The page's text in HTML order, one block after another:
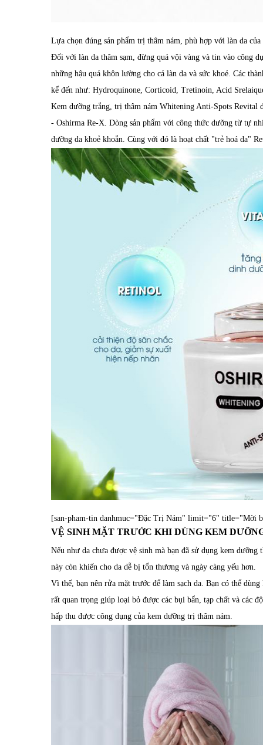
Lựa chọn đúng sản phẩm trị thâm nám, phù hợp với làn da
Đối với làn da thâm sạm, đừng quá vội vàng và tin vào công
những hậu quả khôn lường cho cả làn da và sức khoẻ. Các
kể đến như: Hydroquinone, Corticoid, Tretinoin, Acid
Kem dưỡng trắng, trị thâm nám Whitening Anti-Spots Revital
- Oshirma Re-X. Dòng sản phẩm với công thức dưỡng từ tự
dưỡng da khoẻ khoắn. Cùng với đó là hoạt chất "trẻ hoá da"
[san-pham-tin danhmuc="Đặc Trị Nám" limit="6" title="Mời
VỆ SINH MẶT TRƯỚC KHI DÙNG KEM
Nếu như da chưa được vệ sinh mà bạn đã sử dụng kem
này còn khiến cho da dễ bị tổn thương và ngày càng yếu hơn.
Vì thế, bạn nên rửa mặt trước để làm sạch da. Bạn có thể
rất quan trọng giúp loại bỏ được các bụi bẩn, tạp chất và các
hấp thu được công dụng của kem dưỡng trị thâm nám.